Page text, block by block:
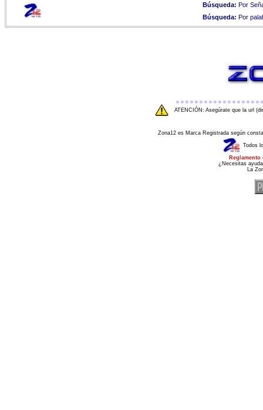
Búsqueda: Por
Búsqueda: Por
ATENCIÓN: Asegúrate que la url
Zona12 es Marca Registrada según
Todos
¿Necesitas
La